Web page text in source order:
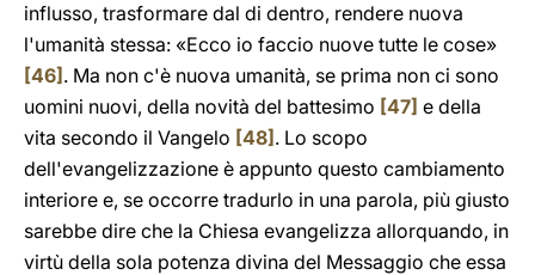
influsso, trasformare dal di dentro, rendere nuova
l'umanità stessa: «Ecco io faccio nuove tutte le cose»
[46] . Ma non c'è nuova umanità, se prima non ci sono
uomini nuovi, della novità del battesimo [47] e della
vita secondo il Vangelo [48] . Lo scopo
dell'evangelizzazione è appunto questo cambiamento
interiore e, se occorre tradurlo in una parola, più giusto
sarebbe dire che la Chiesa evangelizza allorquando, in
virtù della sola potenza divina del Messaggio che essa